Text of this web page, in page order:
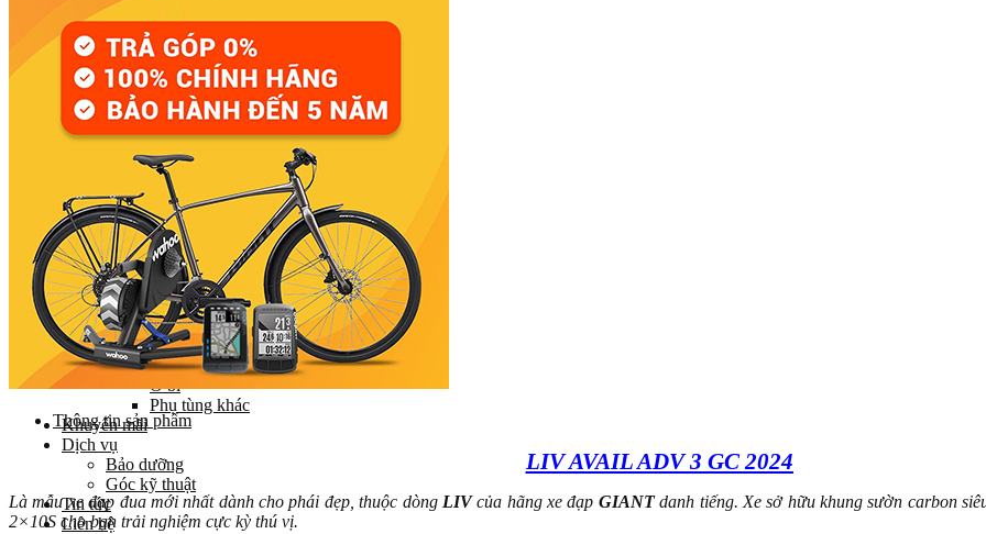
Vành xe (Niềng)
Săm xe (Ruột xe)
Lốp xe (Vỏ xe)
Nan hoa (Căm)
HỆ THỐNG LÁI
Ghi đông (Tay lái)
Cổ phuộc
Phuộc (Giảm xóc)
HỆ THỐNG PHANH
Bộ phanh / Cụm phanh
Tay phanh / Dây
Má phanh
Đĩa phanh
Phụ kiện phanh
PHỤ TÙNG KHÁC…
Yên
Cọc yên
Ổ bi
Phụ tùng khác
Khuyến mãi
Dịch vụ
Bảo dưỡng
Góc kỹ thuật
Tin tức
Liên hệ
Thông tin sản phẩm
LIV AVAIL ADV 3 GC 2024
Là mẫu xe đạp đua mới nhất dành cho phái đẹp, thuộc dòng LIVcủa hãng xe đạp GIANTdanh tiếng. Xe sở hữu khung sườn carbon
2×10S cho bạn trải nghiệm cực kỳ thú vị.